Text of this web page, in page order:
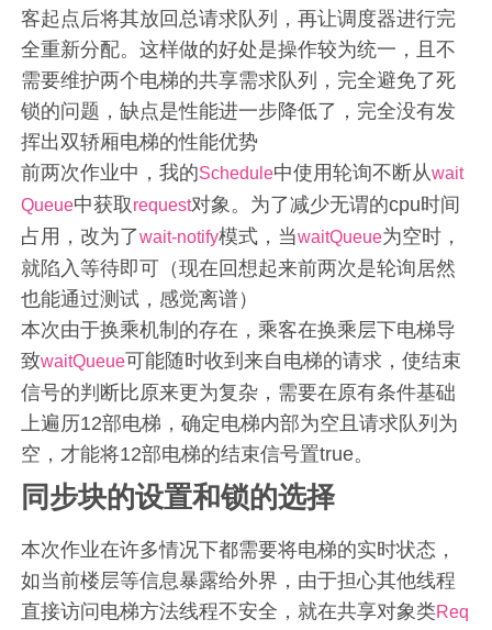
客起点后将其放回总请求队列，再让调度器进行完
全重新分配。这样做的好处是操作较为统一，且不
需要维护两个电梯的共享需求队列，完全避免了死
锁的问题，缺点是性能进一步降低了，完全没有发
挥出双轿厢电梯的性能优势
前两次作业中，我的Schedule中使用轮询不断从wait
Queue中获取request对象。为了减少无谓的cpu时间
占用，改为了wait-notify模式，当waitQueue为空时，
就陷入等待即可（现在回想起来前两次是轮询居然
也能通过测试，感觉离谱）
本次由于换乘机制的存在，乘客在换乘层下电梯导
致waitQueue可能随时收到来自电梯的请求，使结束
信号的判断比原来更为复杂，需要在原有条件基础
上遍历12部电梯，确定电梯内部为空且请求队列为
空，才能将12部电梯的结束信号置true。
同步块的设置和锁的选择
本次作业在许多情况下都需要将电梯的实时状态，
如当前楼层等信息暴露给外界，由于担心其他线程
直接访问电梯方法线程不安全，就在共享对象类Req